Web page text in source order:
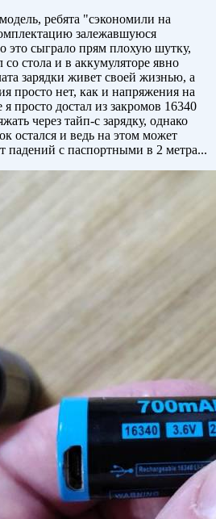
ребята "сэкономили на
залежавшуюся
это сыграло прям плохую шутку,
стола и в аккумуляторе явно
зарядки живет своей жизнью, а
просто нет, как и напряжения на
просто достал из закромов 16340
через тайп-с зарядку, однако
остался и ведь на этом может
падений с паспортными в 2 метра...